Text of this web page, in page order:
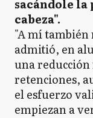
sacándole la
cabeza".
"A mí también
admitió, en
una reducción
retenciones,
el esfuerzo
empiezan a